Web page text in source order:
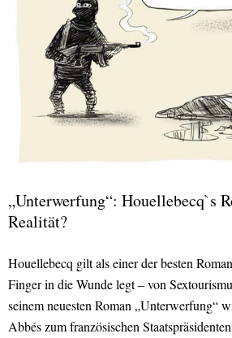
„Unterwerfung“: Houellebecq`s
Realität?
Houellebecq gilt als einer der besten
Finger in die Wunde legt – von
seinem neuesten Roman „Unterwerfung“
Abbés zum französischen